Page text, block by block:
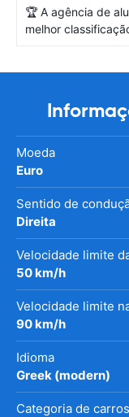
🏆 A agência de
melhor
Moeda
Euro
Sentido de
Direita
Velocidade limite
50 km/h
Velocidade limite
90 km/h
Idioma
Greek (modern)
Categoria de